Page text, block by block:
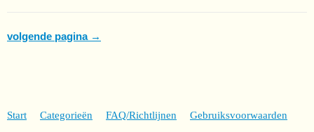
volgende pagina →
Start Categorieën FAQ/Richtlijnen Gebruiksvoorwaarden